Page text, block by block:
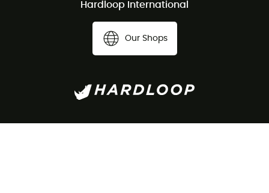
Hardloop International
Our Shops